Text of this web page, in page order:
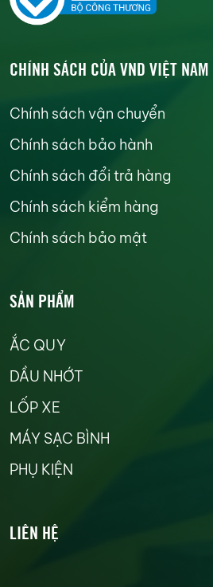
CHÍNH SÁCH CỦA VND VIỆT NAM
Chính sách vận chuyển
Chính sách bảo hành
Chính sách đổi trả hàng
Chính sách kiểm hàng
Chính sách bảo mật
SẢN PHẨM
ẮC QUY
DẦU NHỚT
LỐP XE
MÁY SẠC BÌNH
PHỤ KIỆN
LIÊN HỆ